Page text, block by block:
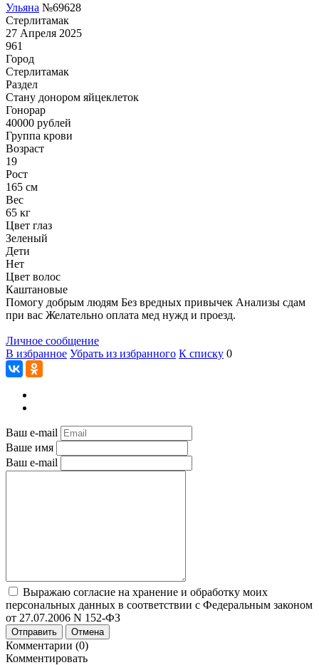
Ульяна №69628
Стерлитамак
27 Апреля 2025
961
Город
Стерлитамак
Раздел
Стану донором яйцеклеток
Гонoрар
40000 рублей
Группа крови
Возраст
19
Рост
165 см
Вес
65 кг
Цвет глаз
Зеленый
Дети
Нет
Цвет волос
Каштановые
Помогу добрым людям Без вредных привычек Анализы сдам
при вас Желательно оплата мед нужд и проезд.
Личное сообщение
В избранное Убрать из избранного К списку 0
Ваш e-mail
Ваше имя
Ваш e-mail
Выражаю согласие на хранение и обработку моих
персональных данных в соответствии с Федеральным законом
от 27.07.2006 N 152-ФЗ
Отправить Отмена
Комментарии (0)
Комментировать